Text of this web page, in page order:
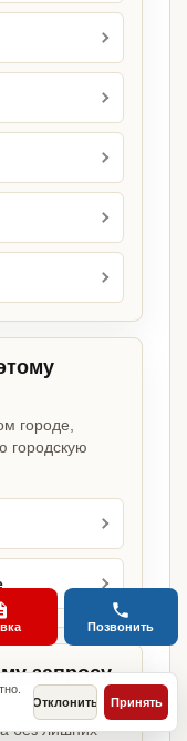
городе,
городскую
запросу
широкий
без лишних
Отклонить Принять
Позвонить